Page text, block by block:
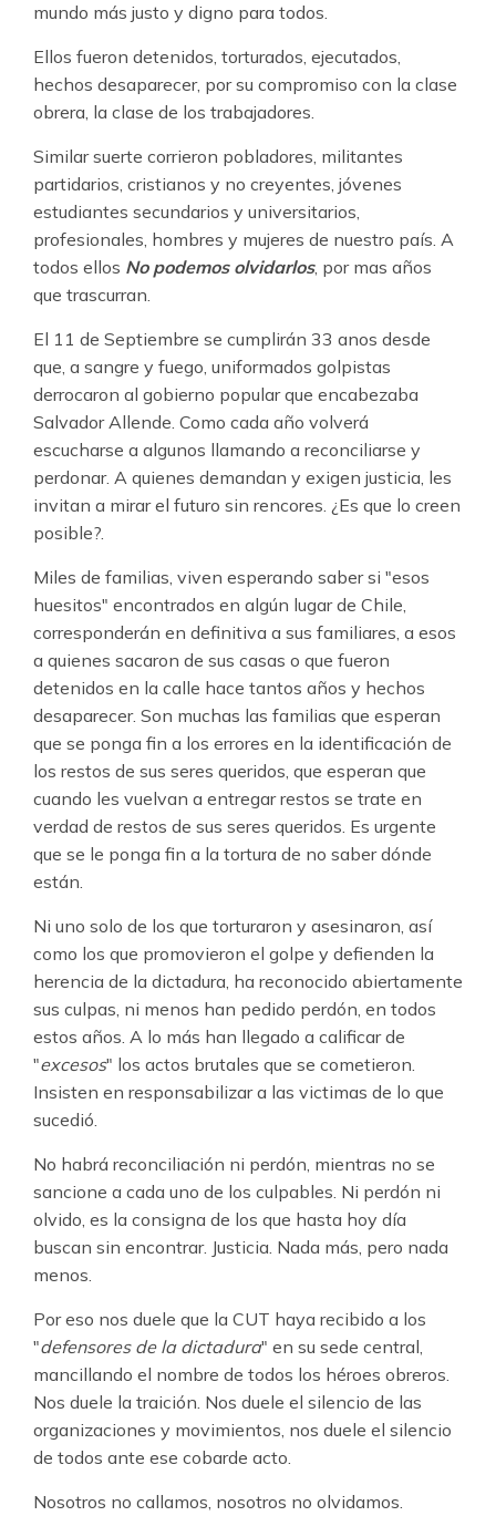
mundo más justo y digno para todos.
Ellos fueron detenidos, torturados, ejecutados,
hechos desaparecer, por su compromiso con la clase
obrera, la clase de los trabajadores.
Similar suerte corrieron pobladores, militantes
partidarios, cristianos y no creyentes, jóvenes
estudiantes secundarios y universitarios,
profesionales, hombres y mujeres de nuestro país. A
todos ellos No podemos olvidarlos, por mas años
que trascurran.
El 11 de Septiembre se cumplirán 33 anos desde
que, a sangre y fuego, uniformados golpistas
derrocaron al gobierno popular que encabezaba
Salvador Allende. Como cada año volverá
escucharse a algunos llamando a reconciliarse y
perdonar. A quienes demandan y exigen justicia, les
invitan a mirar el futuro sin rencores. ¿Es que lo creen
posible?.
Miles de familias, viven esperando saber si "esos
huesitos" encontrados en algún lugar de Chile,
corresponderán en definitiva a sus familiares, a esos
a quienes sacaron de sus casas o que fueron
detenidos en la calle hace tantos años y hechos
desaparecer. Son muchas las familias que esperan
que se ponga fin a los errores en la identificación de
los restos de sus seres queridos, que esperan que
cuando les vuelvan a entregar restos se trate en
verdad de restos de sus seres queridos. Es urgente
que se le ponga fin a la tortura de no saber dónde
están.
Ni uno solo de los que torturaron y asesinaron, así
como los que promovieron el golpe y defienden la
herencia de la dictadura, ha reconocido abiertamente
sus culpas, ni menos han pedido perdón, en todos
estos años. A lo más han llegado a calificar de
"excesos" los actos brutales que se cometieron.
Insisten en responsabilizar a las victimas de lo que
sucedió.
No habrá reconciliación ni perdón, mientras no se
sancione a cada uno de los culpables. Ni perdón ni
olvido, es la consigna de los que hasta hoy día
buscan sin encontrar. Justicia. Nada más, pero nada
menos.
Por eso nos duele que la CUT haya recibido a los
"defensores de la dictadura" en su sede central,
mancillando el nombre de todos los héroes obreros.
Nos duele la traición. Nos duele el silencio de las
organizaciones y movimientos, nos duele el silencio
de todos ante ese cobarde acto.
Nosotros no callamos, nosotros no olvidamos.